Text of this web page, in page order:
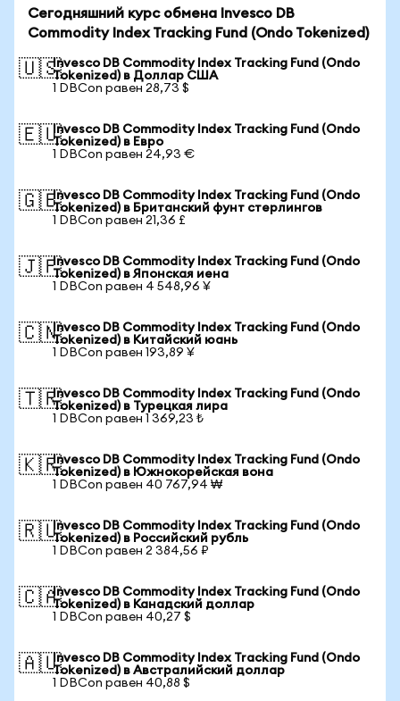
Сегодняшний курс обмена Invesco DB
Commodity Index Tracking Fund (Ondo Tokenized)
🇺🇸Invesco DB Commodity Index Tracking Fund (Ondo
Tokenized) в Доллар США
1 DBCon равен 28,73 $
🇪🇺Invesco DB Commodity Index Tracking Fund (Ondo
Tokenized) в Евро
1 DBCon равен 24,93 €
🇬🇧Invesco DB Commodity Index Tracking Fund (Ondo
Tokenized) в Британский фунт стерлингов
1 DBCon равен 21,36 £
🇯🇵Invesco DB Commodity Index Tracking Fund (Ondo
Tokenized) в Японская иена
1 DBCon равен 4 548,96 ¥
🇨🇳Invesco DB Commodity Index Tracking Fund (Ondo
Tokenized) в Китайский юань
1 DBCon равен 193,89 ¥
🇹🇷Invesco DB Commodity Index Tracking Fund (Ondo
Tokenized) в Турецкая лира
1 DBCon равен 1 369,23 ₺
🇰🇷Invesco DB Commodity Index Tracking Fund (Ondo
Tokenized) в Южнокорейская вона
1 DBCon равен 40 767,94 ₩
🇷🇺Invesco DB Commodity Index Tracking Fund (Ondo
Tokenized) в Российский рубль
1 DBCon равен 2 384,56 ₽
🇨🇦Invesco DB Commodity Index Tracking Fund (Ondo
Tokenized) в Канадский доллар
1 DBCon равен 40,27 $
🇦🇺Invesco DB Commodity Index Tracking Fund (Ondo
Tokenized) в Австралийский доллар
1 DBCon равен 40,88 $